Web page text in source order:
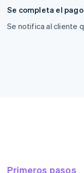
Se completa el pago
Se notifica al cliente
Primeros pasos